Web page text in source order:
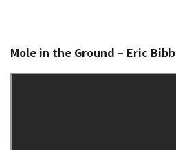
Mole in the Ground – Eric Bibb